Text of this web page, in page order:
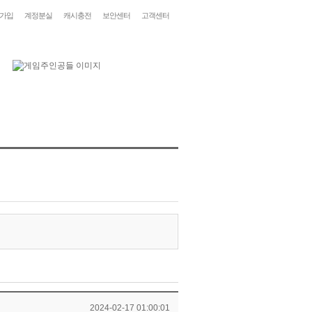
입 계정분실 캐시충전 보안센터 고객센터
2024-02-17 01:00:01